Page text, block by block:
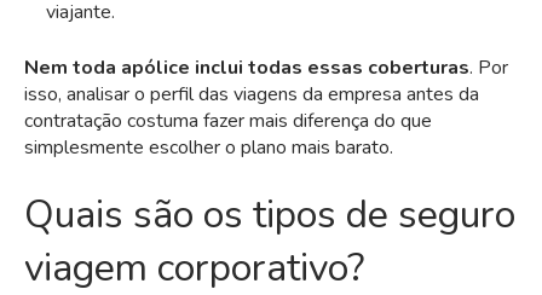
viajante.
Nem toda apólice inclui todas essas coberturas. Por
isso, analisar o perfil das viagens da empresa antes da
contratação costuma fazer mais diferença do que
simplesmente escolher o plano mais barato.
Quais são os tipos de seguro
viagem corporativo?